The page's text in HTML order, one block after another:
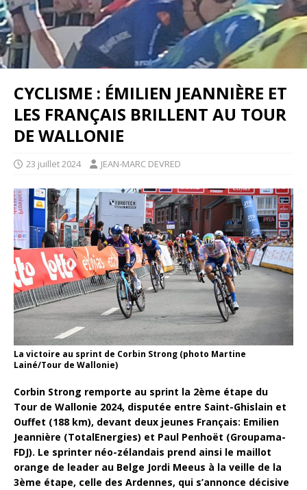
CYCLISME : ÉMILIEN JEANNIÈRE ET
LES FRANÇAIS BRILLENT AU TOUR
DE WALLONIE
23 juillet 2024 JEAN-MARC DEVRED
La victoire au sprint de Corbin Strong (photo Martine
Lainé/Tour de Wallonie)
Corbin Strong remporte au sprint la 2ème étape du
Tour de Wallonie 2024, disputée entre Saint-Ghislain et
Ouffet (188 km), devant deux jeunes Français: Emilien
Jeannière (TotalEnergies) et Paul Penhoët (Groupama-
FDJ). Le sprinter néo-zélandais prend ainsi le maillot
orange de leader au Belge Jordi Meeus à la veille de la
3ème étape, celle des Ardennes, qui s’annonce décisive